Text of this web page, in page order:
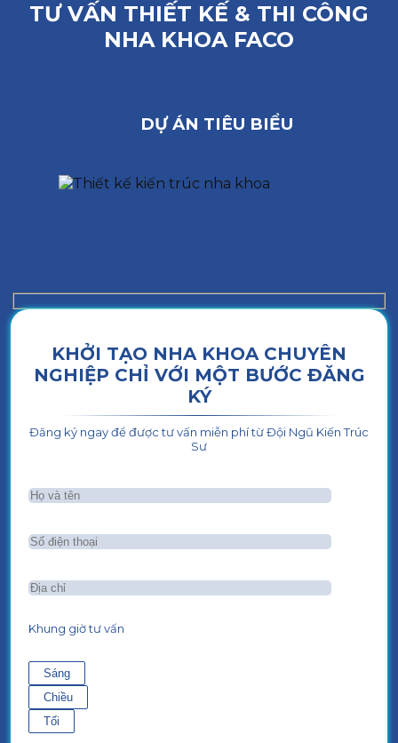
TƯ VẤN THIẾT KẾ & THI CÔNG
NHA KHOA FACO
DỰ ÁN TIÊU BIỂU
KHỞI TẠO NHA KHOA CHUYÊN
NGHIỆP CHỈ VỚI MỘT BƯỚC ĐĂNG
KÝ
Đăng ký ngay để được tư vấn miễn phí từ Đội Ngũ Kiến Trúc
Sư
Khung giờ tư vấn
Sáng
Chiều
Tối